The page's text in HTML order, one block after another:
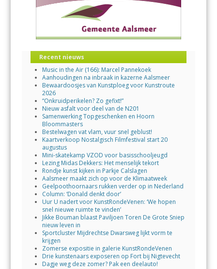
Recent nieuws
Music in the Air (166): Marcel Pannekoek
Aanhoudingen na inbraak in kazerne Aalsmeer
Bewaardoosjes van Kunstploeg voor Kunstroute
2026
“Onkruidperikelen? Zo gefixt!”
Nieuw asfalt voor deel van de N201
Samenwerking Topgeschenken en Hoorn
Bloommasters
Bestelwagen vat vlam, vuur snel geblust!
Kaartverkoop Nostalgisch Filmfestival start 20
augustus
Mini-skatekamp VZOD voor basisschooljeugd
Lezing Midas Dekkers: Het menselijk tekort
Rondje kunst kijken in Parkje Calslagen
Aalsmeer maakt zich op voor de Klimaatweek
Geelpoothoornaars rukken verder op in Nederland
Column: ‘Donald denkt door’
Uur U nadert voor KunstRondeVenen: ‘We hopen
snel nieuwe ruimte te vinden’
Jikke Bouman blaast Paviljoen Toren De Grote Sniep
nieuw leven in
Sportcluster Mijdrechtse Dwarsweg lijkt vorm te
krijgen
Zomerse expositie in galerie KunstRondeVenen
Drie kunstenaars exposeren op Fort bij Nigtevecht
Dagje weg deze zomer? Pak een deelauto!